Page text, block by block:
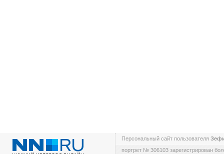
Персональный сайт пользователя
портрет № 306103 зарегистрирован